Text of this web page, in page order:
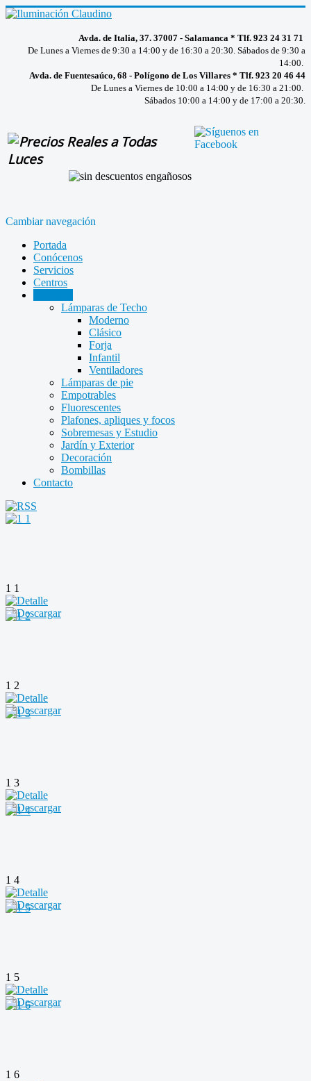
Avda. de Italia, 37. 37007 - Salamanca * Tlf. 923 24 31 71
De Lunes a Viernes de 9:30 a 14:00 y de 16:30 a 20:30. Sábados de 9:30 a
14:00.
Avda. de Fuentesaúco, 68 - Polígono de Los Villares * Tlf. 923 20 46 44
De Lunes a Viernes de 10:00 a 14:00 y de 16:30 a 21:00.
Sábados 10:00 a 14:00 y de 17:00 a 20:30.
Cambiar navegación
Portada
Conócenos
Servicios
Centros
Lámparas de Techo
Moderno
Clásico
Forja
Infantil
Ventiladores
Lámparas de pie
Empotrables
Fluorescentes
Plafones, apliques y focos
Sobremesas y Estudio
Jardín y Exterior
Decoración
Bombillas
Contacto
1 1
1 2
1 3
1 4
1 5
1 6